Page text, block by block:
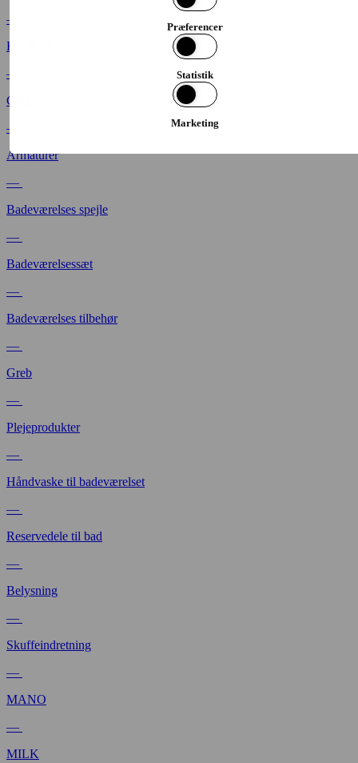
Præferencer
Statistik
Marketing
—
KVIKSETS
—
CIMA
—
Armaturer
—
Badeværelses spejle
—
Badeværelsessæt
—
Badeværelses tilbehør
—
Greb
—
Plejeprodukter
—
Håndvaske til badeværelset
—
Reservedele til bad
—
Belysning
—
Skuffeindretning
—
MANO
—
MILK